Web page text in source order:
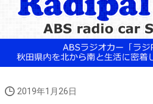
2019年1月26日